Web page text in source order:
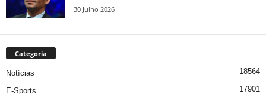
30 Julho 2026
Categoria
Notícias 18564
E-Sports 17901